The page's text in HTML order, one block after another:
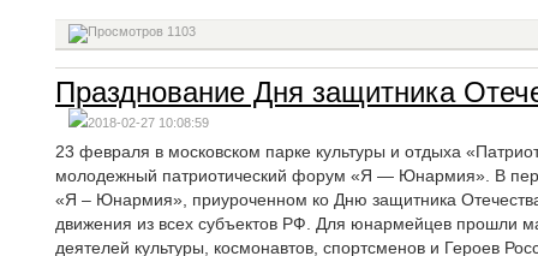
1103
Празднование Дня защитника
2018-02-27 10:08:59
23 февраля в московском парке культуры и отдыха
молодежный патриотический форум «Я — Юнармия». В
«Я – Юнармия», приуроченном ко Дню защитника
движения из всех субъектов РФ. Для юнармейцев прошли
деятелей культуры, космонавтов, спортсменов и Героев